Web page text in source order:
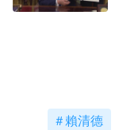
賴清德